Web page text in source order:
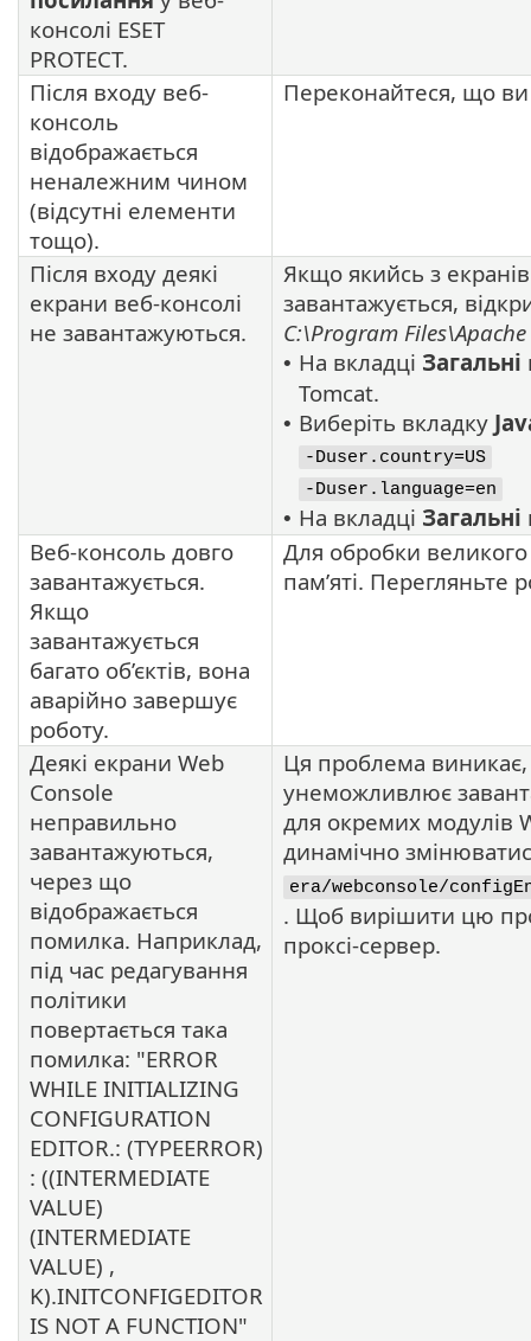
консолі ESET
PROTECT.
Після входу веб-
консоль
відображається
неналежним чином
(відсутні елементи
тощо).
Переконайтеся, що
Після входу деякі
екрани веб-консолі
не завантажуються.
Якщо якийсь з
завантажується,
C:\Program
• На вкладці Загальні
Tomcat.
• Виберіть вкладку
-Duser.country=US
-Duser.language=en
• На вкладці Загальні
Веб-консоль довго
завантажується.
Якщо
завантажується
багато об’єктів, вона
аварійно завершує
роботу.
Для обробки великого
пам’яті. Перегляньте
Деякі екрани Web
Console
неправильно
завантажуються,
через що
відображається
помилка. Наприклад,
під час редагування
політики
повертається така
помилка: "ERROR
WHILE INITIALIZING
CONFIGURATION
EDITOR.: (TYPEERROR)
: ((INTERMEDIATE
VALUE)
(INTERMEDIATE
VALUE) ,
K).INITCONFIGEDITOR
IS NOT A FUNCTION"
Ця проблема
унеможливлює
для окремих модулів
динамічно
era/webconsole/
. Щоб вирішити цю
проксі-сервер.